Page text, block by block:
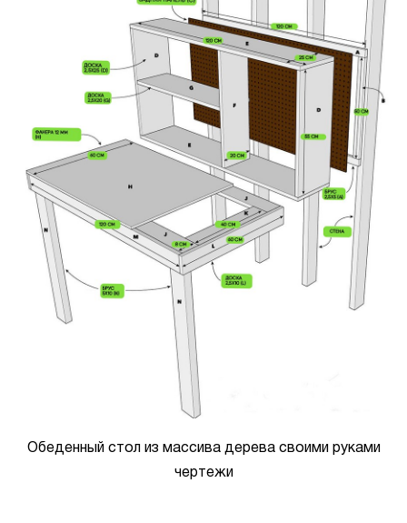
Обеденный стол из массива дерева своими руками
чертежи